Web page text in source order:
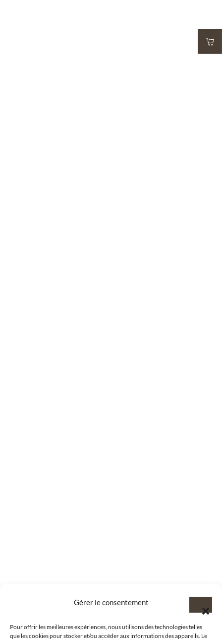
Gérer le consentement
Pour offrir les meilleures expériences, nous utilisons des technologies telles
que les cookies pour stocker et/ou accéder aux informations des appareils. Le